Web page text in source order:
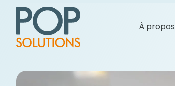
À propos